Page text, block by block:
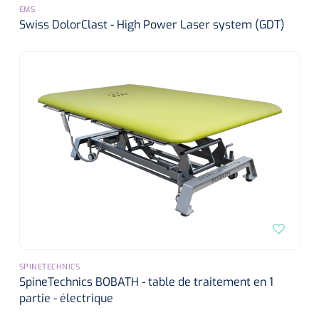
EMS
Swiss DolorClast - High Power Laser system (GDT)
SPINETECHNICS
SpineTechnics BOBATH - table de traitement en 1
partie - électrique